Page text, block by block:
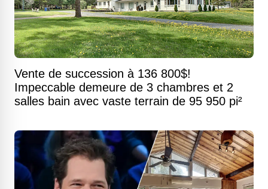
Vente de succession à 136 800$!
Impeccable demeure de 3 chambres et 2
salles bain avec vaste terrain de 95 950 pi²